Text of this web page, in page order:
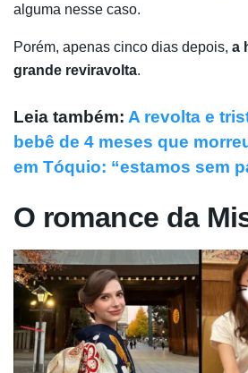
alguma nesse caso.
Porém, apenas cinco dias depois, a
grande reviravolta.
Leia também: A revolta e
bebê de 4 meses que
em Tóquio: “estamos sem
O romance da